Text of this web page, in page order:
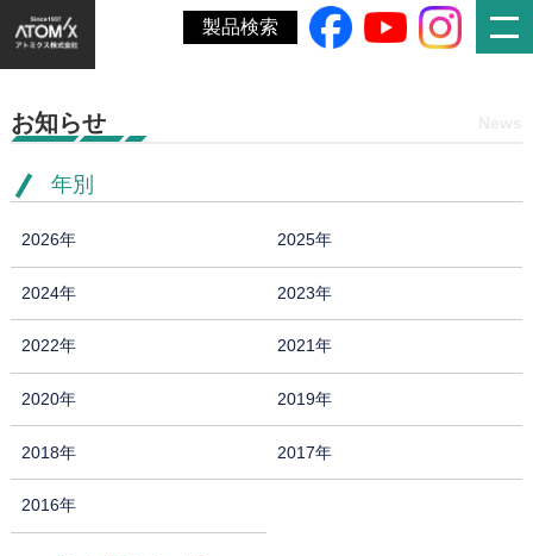
製品検索
ホーム»
お知らせ
年別
2026年 2025年
2024年 2023年
2022年 2021年
2020年 2019年
2018年 2017年
2016年